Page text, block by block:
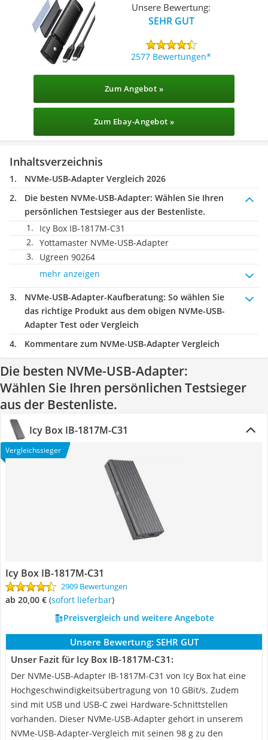
Unsere Bewertung:
SEHR GUT
2577 Bewertungen
Zum Angebot »
Zum Ebay-Angebot »
Inhaltsverzeichnis
NVMe-USB-Adapter Vergleich 2026
Die besten NVMe-USB-Adapter: Wählen Sie Ihren
persönlichen Testsieger aus der Bestenliste.
Icy Box IB-1817M-C31
Yottamaster NVMe-USB-Adapter
Ugreen 90264
mehr anzeigen
NVMe-USB-Adapter-Kaufberatung: So wählen Sie
das richtige Produkt aus dem obigen NVMe-USB-
Adapter Test oder Vergleich
Kommentare zum NVMe-USB-Adapter Vergleich
Die besten NVMe-USB-Adapter:
Wählen Sie Ihren persönlichen Testsieger
aus der Bestenliste.
Icy Box IB-1817M-C31
Vergleichssieger
Icy Box IB-1817M-C31
2909 Bewertungen
ab 20,00 € ( Sofort lieferbar)
Preisvergleich und weitere Angebote
Unsere Bewertung: SEHR GUT
Unser Fazit für Icy Box IB-1817M-C31:
Der NVMe-USB-Adapter ‎IB-1817M-C31 von Icy Box hat eine
Hochgeschwindigkeitsübertragung von 10 GBit/s. Zudem
sind mit USB und USB-C zwei Hardware-Schnittstellen
vorhanden. Dieser NVMe-USB-Adapter gehört in unserem
NVMe-USB-Adapter-Vergleich mit seinen 98 g zu den